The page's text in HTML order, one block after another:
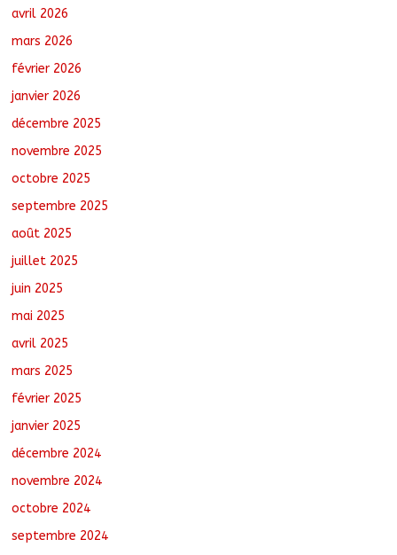
avril 2026
mars 2026
février 2026
janvier 2026
décembre 2025
novembre 2025
octobre 2025
septembre 2025
août 2025
juillet 2025
juin 2025
mai 2025
avril 2025
mars 2025
février 2025
janvier 2025
décembre 2024
novembre 2024
octobre 2024
septembre 2024